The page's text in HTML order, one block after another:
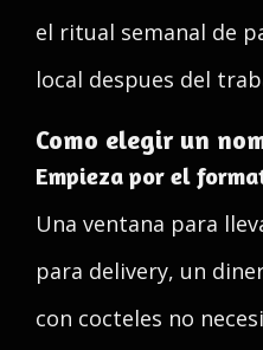
el ritual semanal de
local despues del
Como elegir un
Empieza por el
Una ventana para
para delivery, un
con cocteles no